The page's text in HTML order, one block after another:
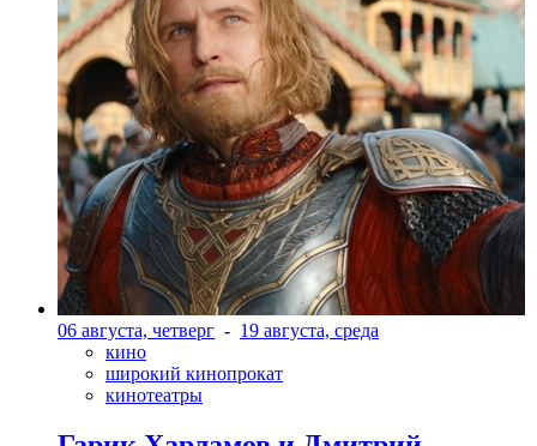
06 августа, четверг - 19 августа, среда
кино
широкий кинопрокат
кинотеатры